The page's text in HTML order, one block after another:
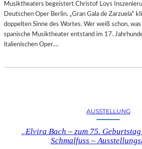
K
–
I
C
Musiktheaters begeistert Christof Loys
Deutschen Oper Berlin. „Gran Gala de Zarzuela“
doppelten Sinne des Wortes. Wer weiß schon,
spanische Musiktheater entstand im 17.
italienischen Oper.…
AUSSTELLUNG
„Elvira Bach – zum 75.
Schmalfuss –